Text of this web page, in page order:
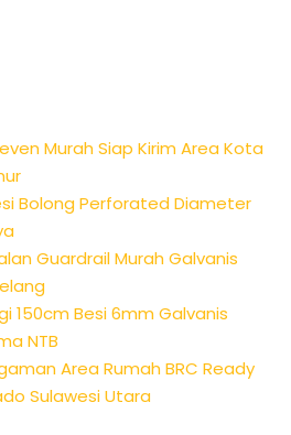
Murah Siap Kirim Area Kota
Bolong Perforated Diameter
Guardrail Murah Galvanis
150cm Besi 6mm Galvanis
NTB
Area Rumah BRC Ready
Sulawesi Utara